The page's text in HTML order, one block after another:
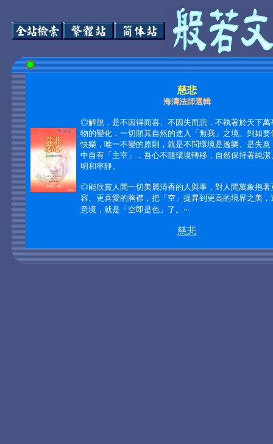
慈悲
海濤法師選輯
◎解脫，是不因得而喜、不因失而悲，不執著於天下萬
物的變化，一切順其自然的進入「無我」之境。到如要
快樂，唯一不變的原則，就是不問環境是逸樂、是失意
中自有「主宰」，吾心不隨環境轉移，自然保持著純潔
明和寧靜。
◎能欣賞人間一切美麗清香的人與事，對人間萬象抱著
容、更喜愛的胸襟，把「空」提昇到更高的境界之美，
意境，就是「空即是色」了。‧‧‧
慈悲